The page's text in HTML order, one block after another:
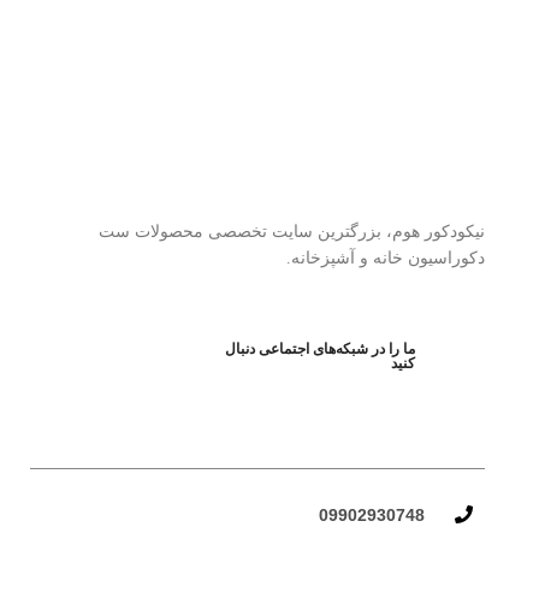
نیکودکور هوم، بزرگترین سایت تخصصی محصولات ست
دکوراسیون خانه و آشپزخانه.
ما را در شبکه‌های اجتماعی دنبال
کنید
09902930748​